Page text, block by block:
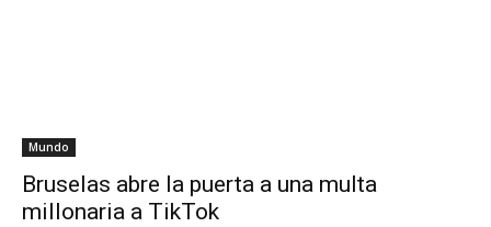
Mundo
Bruselas abre la puerta a una multa
millonaria a TikTok